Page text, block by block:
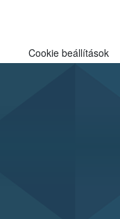
Cookie beállítások